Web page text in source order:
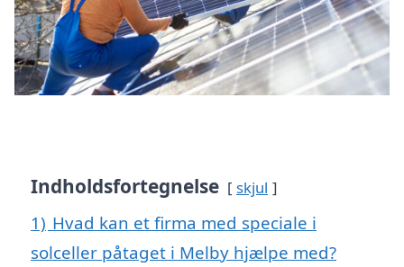
Indholdsfortegnelse skjul
1) Hvad kan et firma med speciale i
solceller påtaget i Melby hjælpe med?